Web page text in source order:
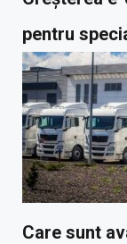
pentru
Care sunt